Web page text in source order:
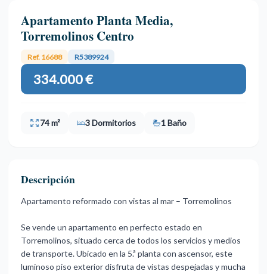
Apartamento Planta Media,
Torremolinos Centro
Ref. 16688 R5389924
334.000 €
74 m² 3 Dormitorios 1 Baño
Descripción
Apartamento reformado con vistas al mar – Torremolinos
Se vende un apartamento en perfecto estado en
Torremolinos, situado cerca de todos los servicios y medios
de transporte. Ubicado en la 5.ª planta con ascensor, este
luminoso piso exterior disfruta de vistas despejadas y mucha